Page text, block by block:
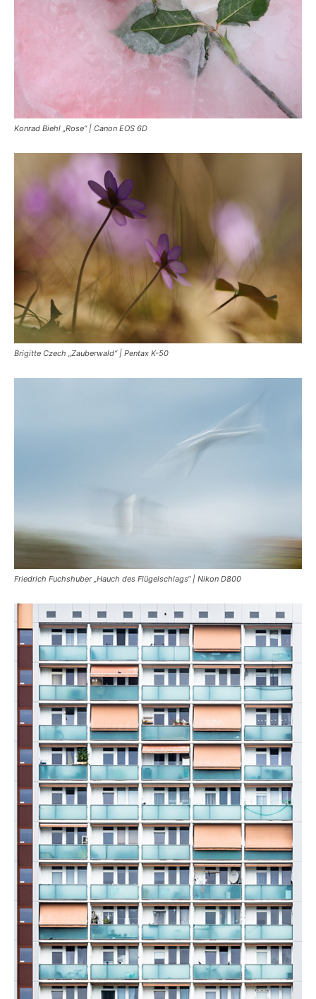
Konrad Biehl „Rose“ | Canon EOS 6D
Brigitte Czech „Zauberwald“ | Pentax K-50
Friedrich Fuchshuber „Hauch des Flügelschlags“ | Nikon D800